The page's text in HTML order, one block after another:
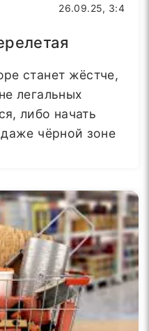
26.09.25, 3:4
станет жёстче,
легальных
либо начать
чёрной зоне